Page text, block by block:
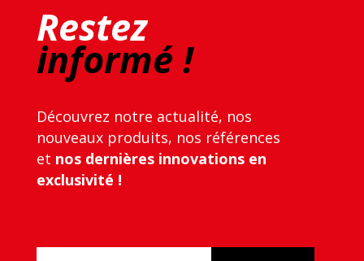
Restez
informé !
Découvrez notre actualité, nos
nouveaux produits, nos références
et nos dernières innovations en
exclusivité !